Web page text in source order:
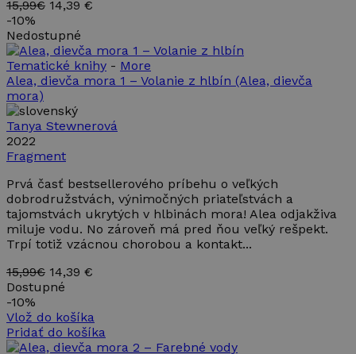
15,99€ 14,39 €
-10%
Nedostupné
Tematické knihy - More
Alea, dievča mora 1 – Volanie z hlbín (Alea, dievča
mora)
Tanya Stewnerová
2022
Fragment
Prvá časť bestsellerového príbehu o veľkých
dobrodružstvách, výnimočných priateľstvách a
tajomstvách ukrytých v hlbinách mora! Alea odjakživa
miluje vodu. No zároveň má pred ňou veľký rešpekt.
Trpí totiž vzácnou chorobou a kontakt...
15,99€ 14,39 €
Dostupné
-10%
Vlož do košíka
Pridať do košíka